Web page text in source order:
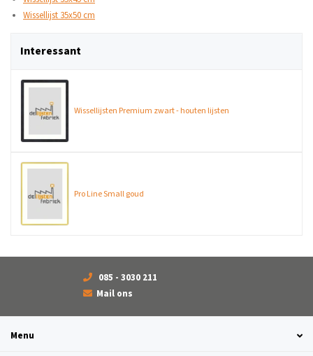
Wissellijst 35x50 cm
Interessant
Wissellijsten Premium zwart - houten lijsten
Pro Line Small goud
085 - 3030 211
Mail ons
Menu